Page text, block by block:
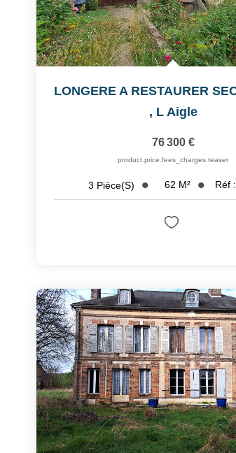
, L Aigle
76 300 €
product.price.fees_charges.teaser
3 Pièce(s) 62 M² Réf :